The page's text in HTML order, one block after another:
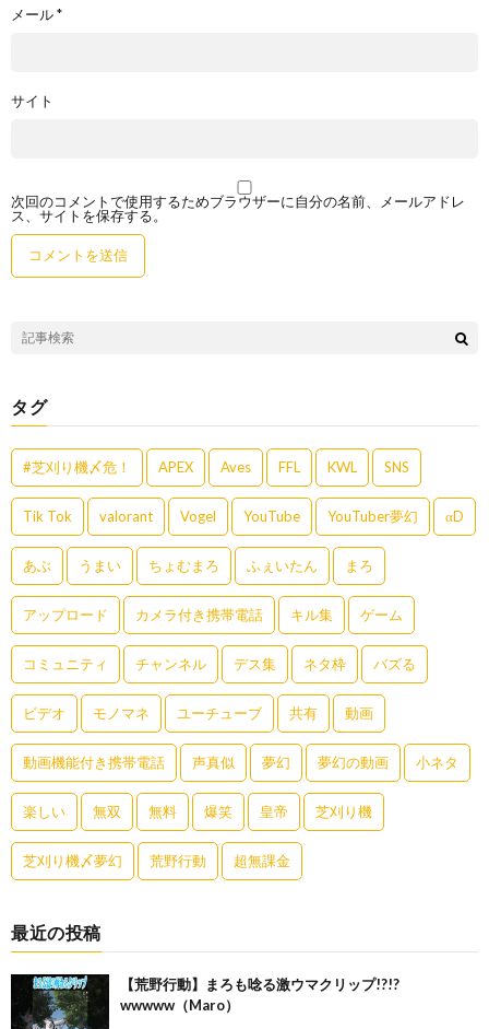
メール*
サイト
次回のコメントで使用するためブラウザーに自分の名前、メールアドレ
ス、サイトを保存する。
タグ
#芝刈り機〆危！ APEX Aves FFL KWL SNS
Tik Tok valorant Vogel YouTube YouTuber夢幻 αD
あぶ うまい ちょむまろ ふぇいたん まろ
アップロード カメラ付き携帯電話 キル集 ゲーム
コミュニティ チャンネル デス集 ネタ枠 バズる
ビデオ モノマネ ユーチューブ 共有 動画
動画機能付き携帯電話 声真似 夢幻 夢幻の動画 小ネタ
楽しい 無双 無料 爆笑 皇帝 芝刈り機
芝刈り機〆夢幻 荒野行動 超無課金
最近の投稿
【荒野行動】まろも唸る激ウマクリップ!?!?
wwwww（Maro）